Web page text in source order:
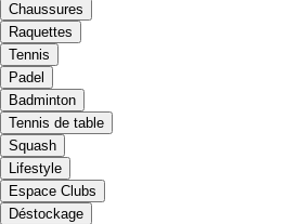
Chaussures
Raquettes
Tennis
Padel
Badminton
Tennis de table
Squash
Lifestyle
Espace Clubs
Déstockage